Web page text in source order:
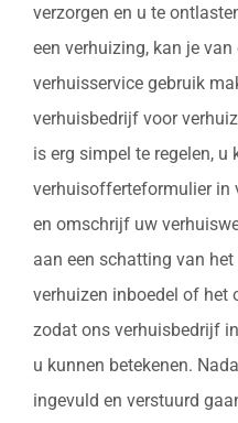
verzorgen en u te
een verhuizing, kan je
verhuisservice gebruik
verhuisbedrijf voor
is erg simpel te regelen, u
verhuisofferteformulier in
en omschrijf uw
aan een schatting van
verhuizen inboedel of het
zodat ons verhuisbedrijf
u kunnen betekenen.
ingevuld en verstuurd